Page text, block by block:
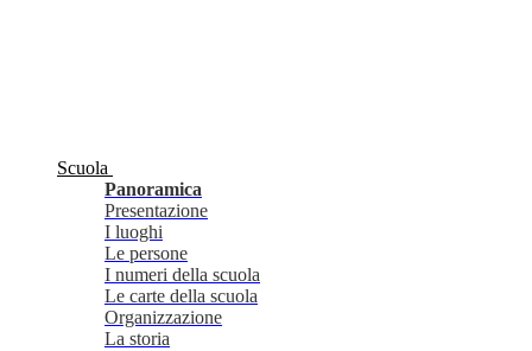
Scuola
Panoramica
Presentazione
I luoghi
Le persone
I numeri della scuola
Le carte della scuola
Organizzazione
La storia